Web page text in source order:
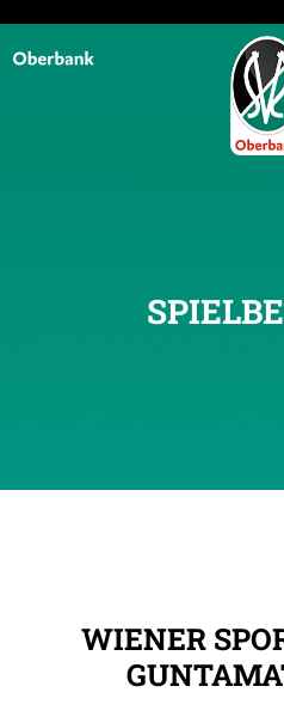
WIENER